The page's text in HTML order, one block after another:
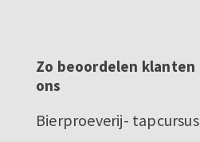
Zo beoordelen klanten
ons
Bierproeverij- tapcursus